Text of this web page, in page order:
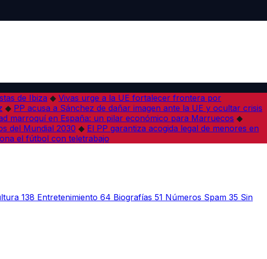
de Ibiza ◆ Vivas urge a la UE fortalecer frontera por
◆ PP acusa a Sánchez de dañar imagen ante la UE y ocultar crisis
marroquí en España: un pilar económico para Marruecos ◆
del Mundial 2030 ◆ El PP garantiza acogida legal de menores en
el fútbol con teletrabajo
138 Entretenimiento 64 Biografías 51 Números Spam 35 Sin